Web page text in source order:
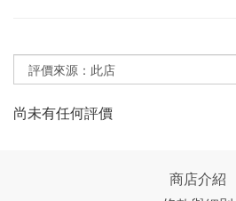
尚未有任何評價
商店介紹